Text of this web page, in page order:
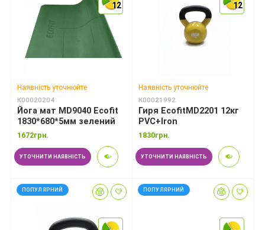
12
12
12
Наявність уточнюйте
К00020204
Йога мат MD9040 Ecofit
1830*680*5мм зелений
1672грн.
УТОЧНИТИ НАЯВНІСТЬ
12
12
12
Наявність уточнюйте
К00021992
Гиря EcofitMD2201 12кг
PVC+Iron
1830грн.
УТОЧНИТИ НАЯВНІСТЬ
ПОПУЛЯРНИЙ ПОПУЛЯРНИЙ